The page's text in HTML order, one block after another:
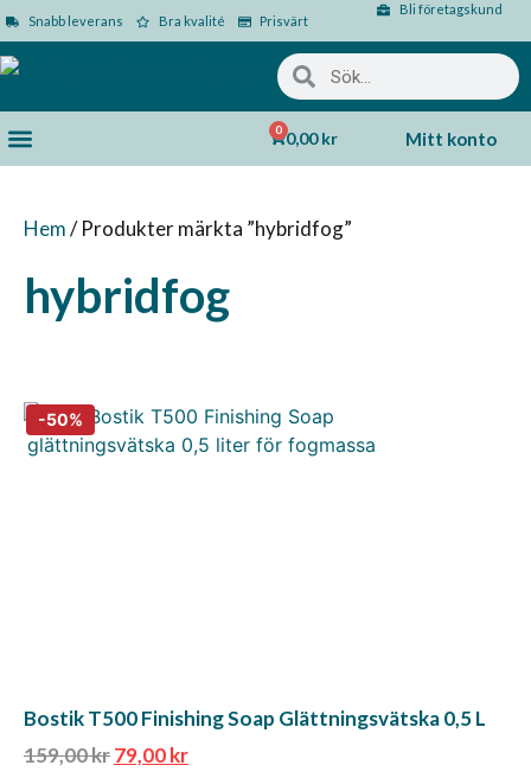
Snabb leverans Bra kvalité Prisvärt
Bli företagskund
0,00kr
0 Mitt konto
Hem/ Produkter märkta ”hybridfog”
hybridfog
Bostik T500 Finishing Soap Glättningsvätska 0,5 L
159,00kr79,00kr